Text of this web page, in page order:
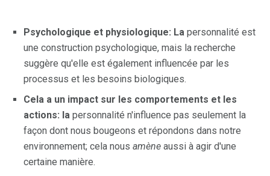
Psychologique et physiologique: La personnalité est
une construction psychologique, mais la recherche
suggère qu'elle est également influencée par les
processus et les besoins biologiques.
Cela a un impact sur les comportements et les
actions: la personnalité n'influence pas seulement la
façon dont nous bougeons et répondons dans notre
environnement; cela nous amène aussi à agir d'une
certaine manière.